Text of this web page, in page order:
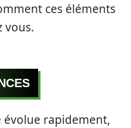
ces éléments
vous.
rapidement,